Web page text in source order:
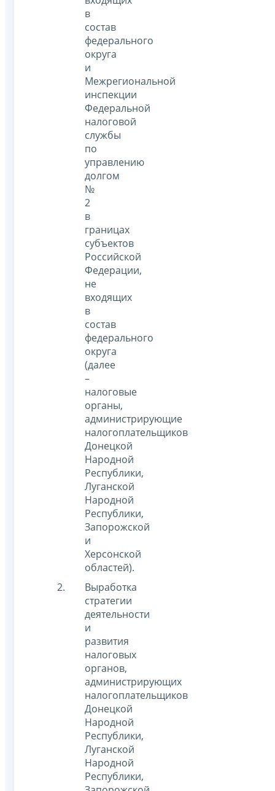
в
состав
федерального
округа
и
Межрегиональной
инспекции
Федеральной
налоговой
службы
по
управлению
долгом
№
2
в
границах
субъектов
Российской
Федерации,
не
входящих
в
состав
федерального
округа
(далее
–
налоговые
органы,
администрирующие
налогоплательщиков
Донецкой
Народной
Республики,
Луганской
Народной
Республики,
Запорожской
и
Херсонской
областей).
Выработка
стратегии
деятельности
и
развития
налоговых
органов,
администрирующих
налогоплательщиков
Донецкой
Народной
Республики,
Луганской
Народной
Республики,